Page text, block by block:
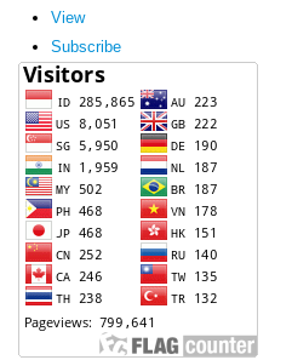
View
Subscribe